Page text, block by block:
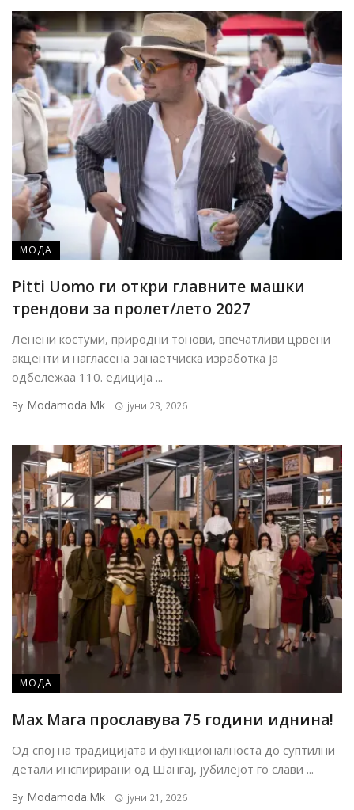
МОДА
Pitti Uomo ги откри главните машки
трендови за пролет/лето 2027
Ленени костуми, природни тонови, впечатливи црвени
акценти и нагласена занаетчиска изработка ја
одбележаа 110. едиција ...
By Modamoda.mk јуни 23, 2026
МОДА
Max Mara прославува 75 години иднина!
Од спој на традицијата и функционалноста до суптилни
детали инспирирани од Шангај, јубилејот го слави ...
By Modamoda.mk јуни 21, 2026